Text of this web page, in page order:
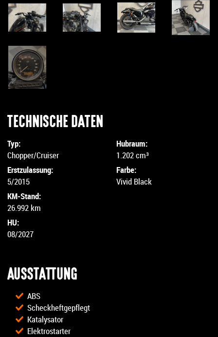
TECHNISCHE DATEN
Typ:
Chopper/Cruiser
Erstzulassung:
5/2015
KM-Stand:
26.992 km
HU:
08/2027
Hubraum:
1.202 cm³
Farbe:
Vivid Black
AUSSTATTUNG
ABS
Scheckheftgepflegt
Katalysator
Elektrostarter